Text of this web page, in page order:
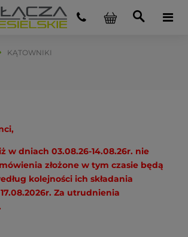
KĄTOWNIKI
w dniach 03.08.26-14.08.26r. nie
złożone w tym czasie będą
kolejności ich składania
Za utrudnienia